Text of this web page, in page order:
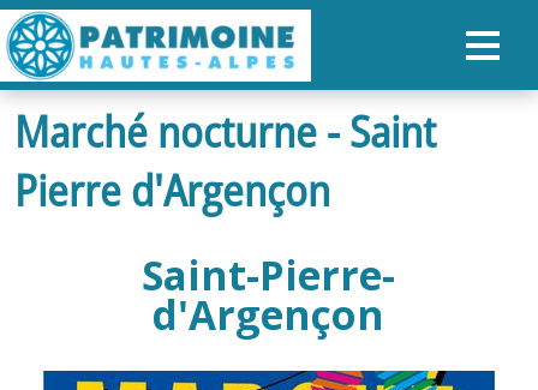
ACCUEIL
CARTE
Marché nocturne - Saint
Pierre d'Argençon
Saint-Pierre-
d'Argençon